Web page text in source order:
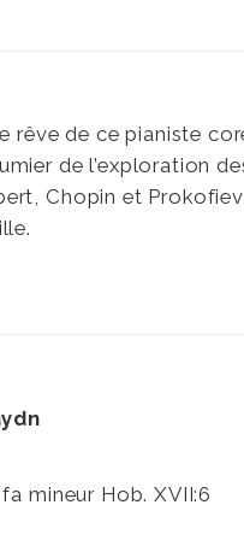
rêve de ce pianiste
de l’exploration
Chopin et
mineur Hob. XVII:6